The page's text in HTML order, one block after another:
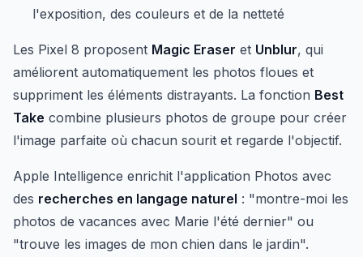
l'exposition, des couleurs et de la netteté
Les Pixel 8 proposent Magic Eraser et Unblur, qui
améliorent automatiquement les photos floues et
suppriment les éléments distrayants. La fonction Best
Take combine plusieurs photos de groupe pour créer
l'image parfaite où chacun sourit et regarde l'objectif.
Apple Intelligence enrichit l'application Photos avec
des recherches en langage naturel : "montre-moi les
photos de vacances avec Marie l'été dernier" ou
"trouve les images de mon chien dans le jardin".